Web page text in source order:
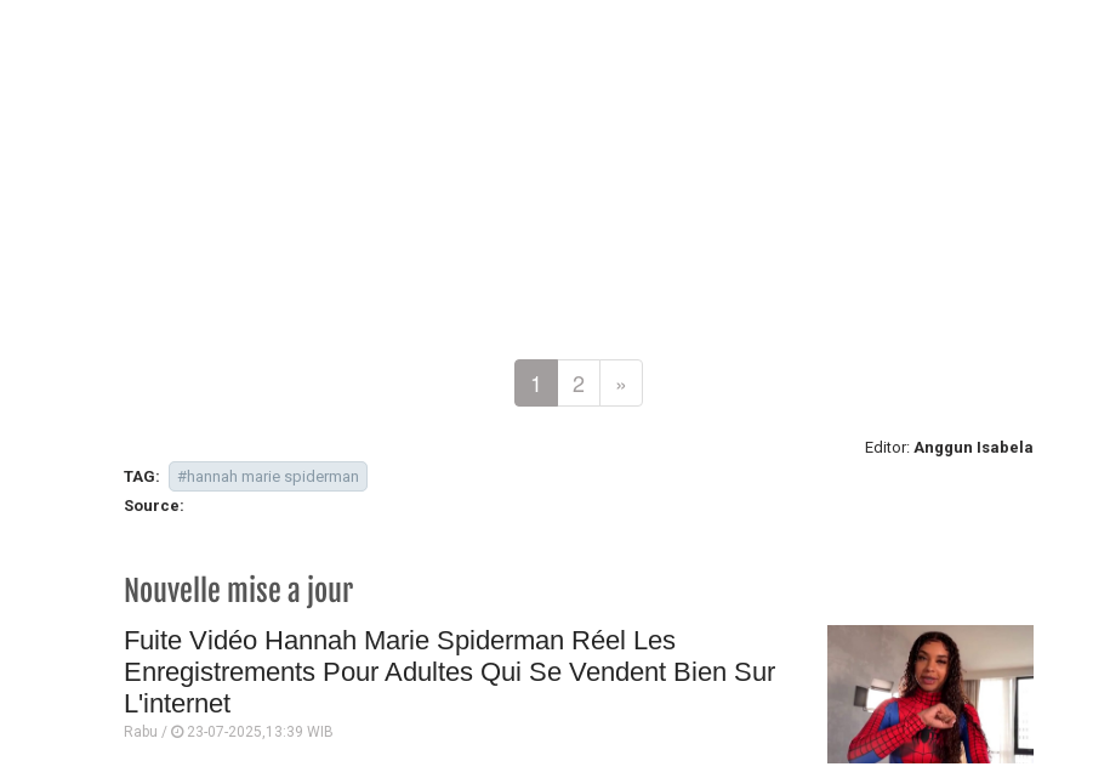
1 2 »
Editor: Anggun Isabela
TAG:
#hannah marie spiderman
Source:
Nouvelle mise a jour
Fuite Vidéo Hannah Marie Spiderman Réel Les
Enregistrements Pour Adultes Qui Se Vendent Bien Sur
L'internet
Rabu / 23-07-2025,13:39 WIB